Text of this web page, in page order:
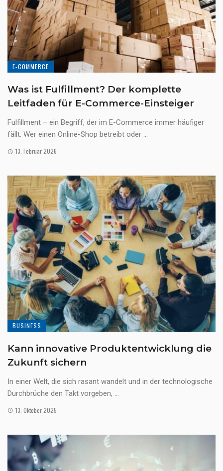
E-COMMERCE
Was ist Fulfillment? Der komplette
Leitfaden für E-Commerce-Einsteiger
Fulfillment – ein Begriff, der im E-Commerce immer häufiger
fällt. Wer einen Online-Shop betreibt oder ...
13. Februar 2026
BUSINESS
Kann innovative Produktentwicklung die
Zukunft sichern
In einer Welt, die sich rasant wandelt und in der technologische
Durchbrüche den Takt vorgeben, ...
13. Oktober 2025